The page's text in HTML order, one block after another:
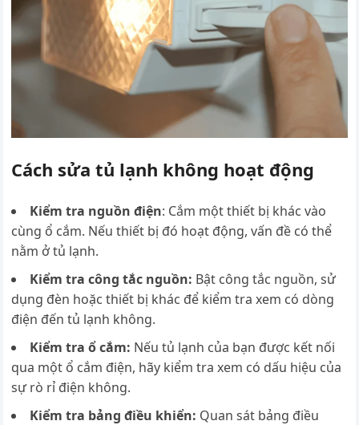
Cách sửa tủ lạnh không hoạt động
Kiểm tra nguồn điện: Cắm một thiết bị khác vào
cùng ổ cắm. Nếu thiết bị đó hoạt động, vấn đề có thể
nằm ở tủ lạnh.
Kiểm tra công tắc nguồn: Bật công tắc nguồn, sử
dụng đèn hoặc thiết bị khác để kiểm tra xem có dòng
điện đến tủ lạnh không.
Kiểm tra ổ cắm: Nếu tủ lạnh của bạn được kết nối
qua một ổ cắm điện, hãy kiểm tra xem có dấu hiệu của
sự rò rỉ điện không.
Kiểm tra bảng điều khiển: Quan sát bảng điều